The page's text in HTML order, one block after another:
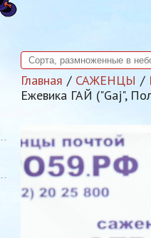
Главная САЖЕНЦЫ
Ежевика ГАЙ